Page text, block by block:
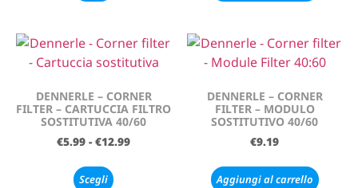
DENNERLE – CORNER
FILTER – CARTUCCIA FILTRO
SOSTITUTIVA 40/60
€5.99 - €12.99
Scegli
DENNERLE – CORNER
FILTER – MODULO
SOSTITUTIVO 40/60
€9.19
Aggiungi al carrello